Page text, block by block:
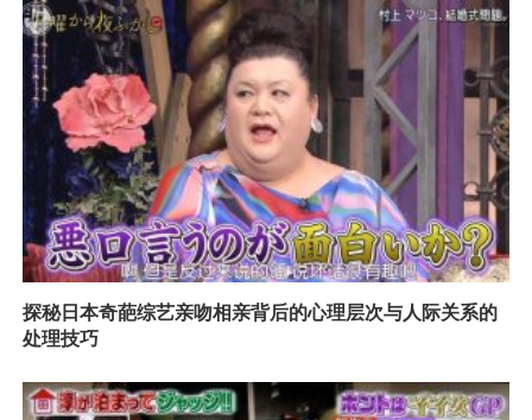
探秘日本奇葩综艺亲吻相亲背后的心理层次与人际关系的
处理技巧